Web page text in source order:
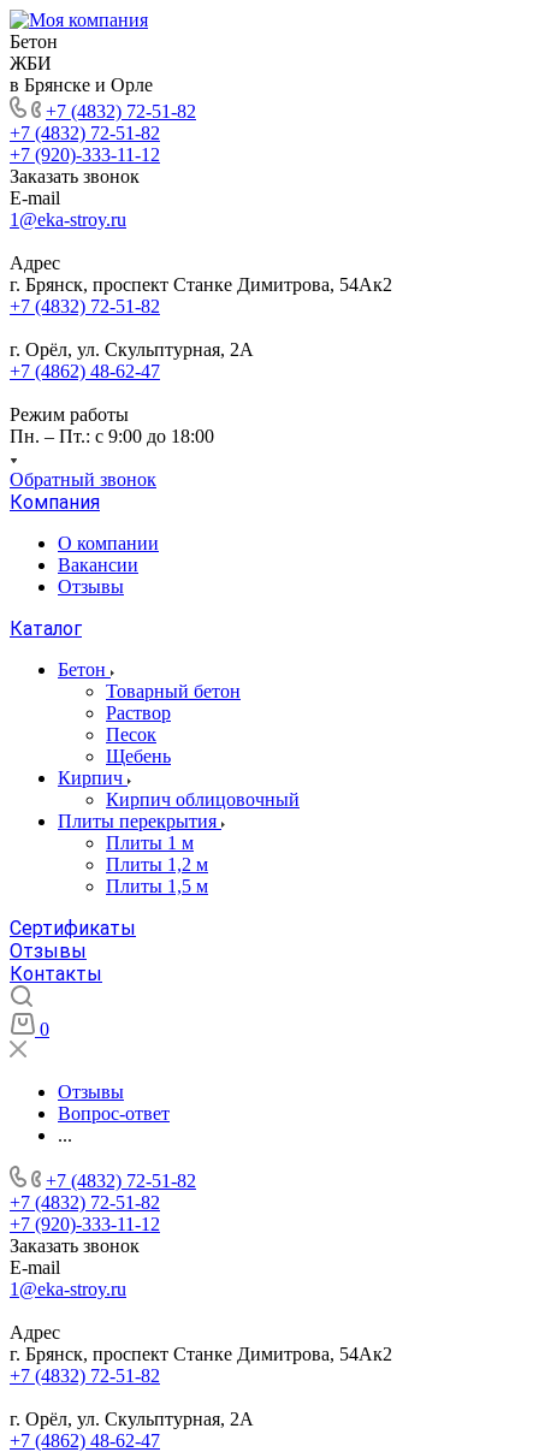
Бетон
ЖБИ
в Брянске и Орле
+7 (4832) 72-51-82
+7 (4832) 72-51-82
+7 (920)-333-11-12
Заказать звонок
E-mail
1@eka-stroy.ru
Адрес
г. Брянск, проспект Станке Димитрова, 54Ак2
+7 (4832) 72-51-82
г. Орёл, ул. Скульптурная, 2А
+7 (4862) 48-62-47
Режим работы
Пн. – Пт.: с 9:00 до 18:00
Обратный звонок
Компания
О компании
Вакансии
Отзывы
Каталог
Бетон
Товарный бетон
Раствор
Песок
Щебень
Кирпич
Кирпич облицовочный
Плиты перекрытия
Плиты 1 м
Плиты 1,2 м
Плиты 1,5 м
Сертификаты
Отзывы
Контакты
0
Отзывы
Вопрос-ответ
...
+7 (4832) 72-51-82
+7 (4832) 72-51-82
+7 (920)-333-11-12
Заказать звонок
E-mail
1@eka-stroy.ru
Адрес
г. Брянск, проспект Станке Димитрова, 54Ак2
+7 (4832) 72-51-82
г. Орёл, ул. Скульптурная, 2А
+7 (4862) 48-62-47